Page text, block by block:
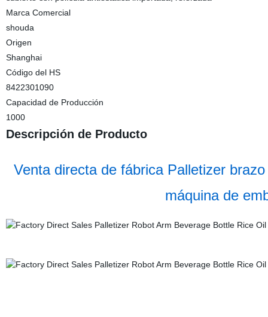
Marca Comercial
shouda
Origen
Shanghai
Código del HS
8422301090
Capacidad de Producción
1000
Descripción de Producto
Venta directa de fábrica Palletizer
máquina de